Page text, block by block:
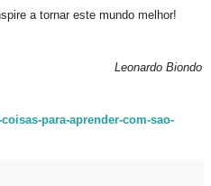
a tornar este mundo melhor!
Leonardo Biondo
para-aprender-com-sao-